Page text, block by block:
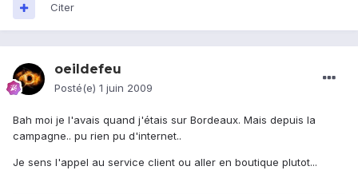
Citer
oeildefeu
Posté(e) 1 juin 2009
Bah moi je l'avais quand j'étais sur Bordeaux. Mais depuis la
campagne.. pu rien pu d'internet..
Je sens l'appel au service client ou aller en boutique plutot...